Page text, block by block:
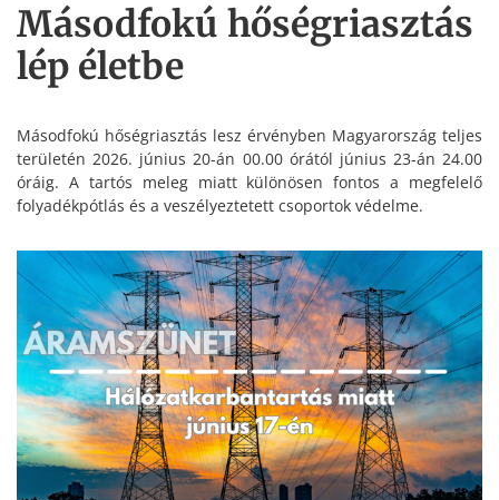
Másodfokú hőségriasztás
lép életbe
Másodfokú hőségriasztás lesz érvényben Magyarország teljes
területén 2026. június 20-án 00.00 órától június 23-án 24.00
óráig. A tartós meleg miatt különösen fontos a megfelelő
folyadékpótlás és a veszélyeztetett csoportok védelme.